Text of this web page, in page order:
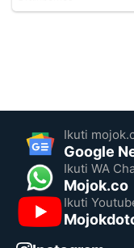
Ikuti
Google
Ikuti WA
Mojok.co
Ikuti